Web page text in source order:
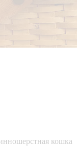
кошка